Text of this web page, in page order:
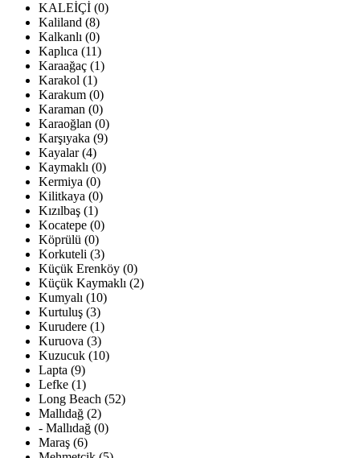
KALEİÇİ (0)
Kaliland (8)
Kalkanlı (0)
Kaplıca (11)
Karaağaç (1)
Karakol (1)
Karakum (0)
Karaman (0)
Karaoğlan (0)
Karşıyaka (9)
Kayalar (4)
Kaymaklı (0)
Kermiya (0)
Kilitkaya (0)
Kızılbaş (1)
Kocatepe (0)
Köprülü (0)
Korkuteli (3)
Küçük Erenköy (0)
Küçük Kaymaklı (2)
Kumyalı (10)
Kurtuluş (3)
Kurudere (1)
Kuruova (3)
Kuzucuk (10)
Lapta (9)
Lefke (1)
Long Beach (52)
Mallıdağ (2)
- Mallıdağ (0)
Maraş (6)